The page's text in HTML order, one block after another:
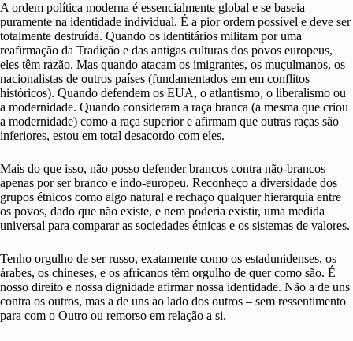
A ordem política moderna é essencialmente global e se baseia
puramente na identidade individual. É a pior ordem possível e deve ser
totalmente destruída. Quando os identitários militam por uma
reafirmação da Tradição e das antigas culturas dos povos europeus,
eles têm razão. Mas quando atacam os imigrantes, os muçulmanos, os
nacionalistas de outros países (fundamentados em em conflitos
históricos). Quando defendem os EUA, o atlantismo, o liberalismo ou
a modernidade. Quando consideram a raça branca (a mesma que criou
a modernidade) como a raça superior e afirmam que outras raças são
inferiores, estou em total desacordo com eles.
Mais do que isso, não posso defender brancos contra não-brancos
apenas por ser branco e indo-europeu. Reconheço a diversidade dos
grupos étnicos como algo natural e rechaço qualquer hierarquia entre
os povos, dado que não existe, e nem poderia existir, uma medida
universal para comparar as sociedades étnicas e os sistemas de valores.
Tenho orgulho de ser russo, exatamente como os estadunidenses, os
árabes, os chineses, e os africanos têm orgulho de quer como são. É
nosso direito e nossa dignidade afirmar nossa identidade. Não a de uns
contra os outros, mas a de uns ao lado dos outros – sem ressentimento
para com o Outro ou remorso em relação a si.